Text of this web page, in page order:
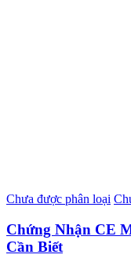
Chưa được phân loại
Chứng Nhận CE
Cần Biết